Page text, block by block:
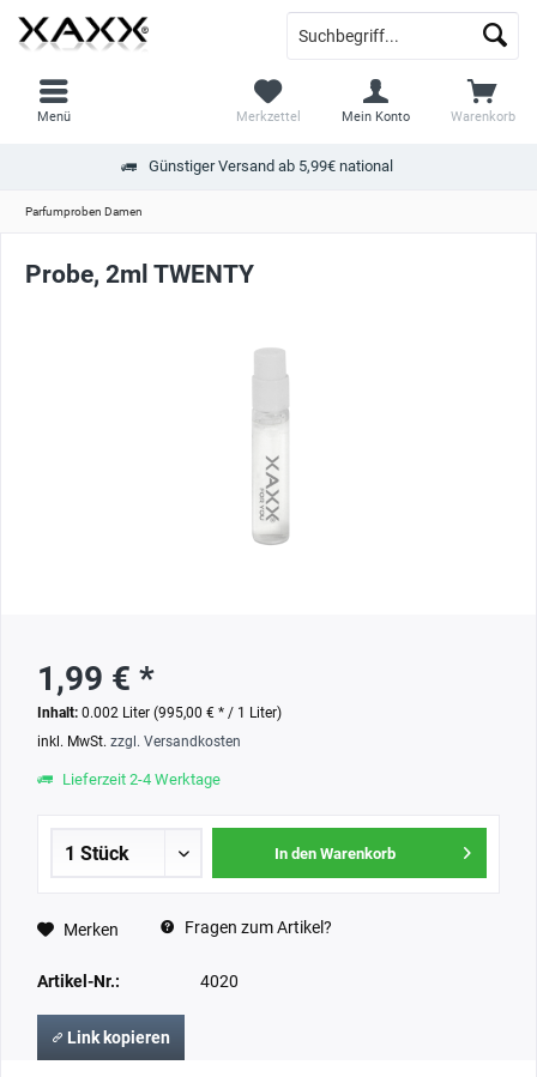
Günstiger Versand ab 5,99€ national
Warenkorb
Merkzettel Mein Konto
Menü
Parfumproben Damen
Probe, 2ml TWENTY
1,99 € *
Inhalt: 0.002 Liter (995,00 € * / 1 Liter)
inkl. MwSt. zzgl. Versandkosten
Lieferzeit 2-4 Werktage
In den Warenkorb
Merken Fragen zum Artikel?
Artikel-Nr.: 4020
Link kopieren